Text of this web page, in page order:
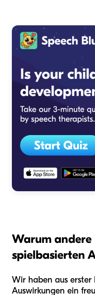
Warum andere
spielbasierten
Wir haben aus
Auswirkungen ein